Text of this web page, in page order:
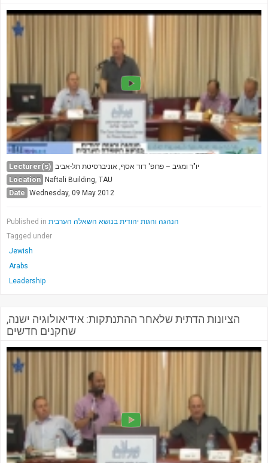
Lecturer(s) יו"ר ומגיב – פרופ' דוד אסף, אוניברסיטת תל-אביב
Location Naftali Building, TAU
Date Wednesday, 09 May 2012
Published in הנהגה והגות יהודית בנושא השאלה הערבית
Tagged under
Jewish
Arabs
Leadership
הציונות הדתית שלאחר ההתנתקות: אידיאולוגיה ישנה,
שחקנים חדשים